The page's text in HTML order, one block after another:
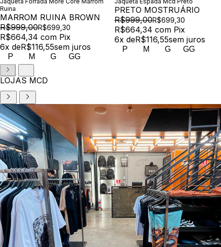
Ruina
MARROM RUINA BROWN
R$999,00R$699,30
R$664,34 com Pix
6x deR$116,55sem juros
P M G GG
PRETO MOSTRUÁRIO
R$999,00R$699,30
R$664,34 com Pix
6x deR$116,55sem juros
P M G GG
LOJAS MCD